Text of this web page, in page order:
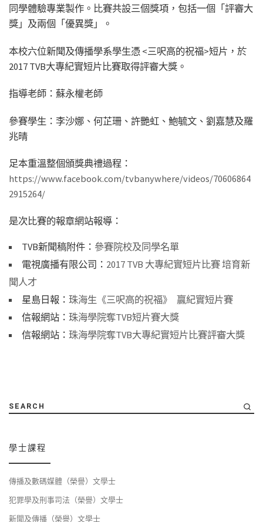
同學體驗專業製作。比賽共設三個獎項，包括一個「評審大
獎」及兩個「優異獎」。
本校六位新聞及傳播學系學生憑 <三呎高的祝福>短片，於
2017 TVB大專紀實短片比賽取得評審大獎。
指導老師：蘇永權老師
參賽學生：李沙娜、何芷珊、許艷虹、鮑毓文、劉嘉慧及羅
兆晴
足本重溫整個頒獎典禮過程：
https://www.facebook.com/tvbanywhere/videos/70606864
2915264/
是次比賽的報章網站報導：
TVB新聞稿附件： 參賽院校及同學名單
電視廣播有限公司： 2017 TVB 大專紀實短片比賽 培育新
聞人才
星島日報：珠海生《三呎高的祝福》 贏紀實短片賽
信報網站：珠海學院奪TVB短片賽大獎
信報網站：珠海學院奪TVB大專紀實短片比賽評審大獎
SEARCH
學士課程
傳播及數碼媒體（榮譽）文學士
犯罪學及刑事司法（榮譽）文學士
新聞及傳播（榮譽）文學士